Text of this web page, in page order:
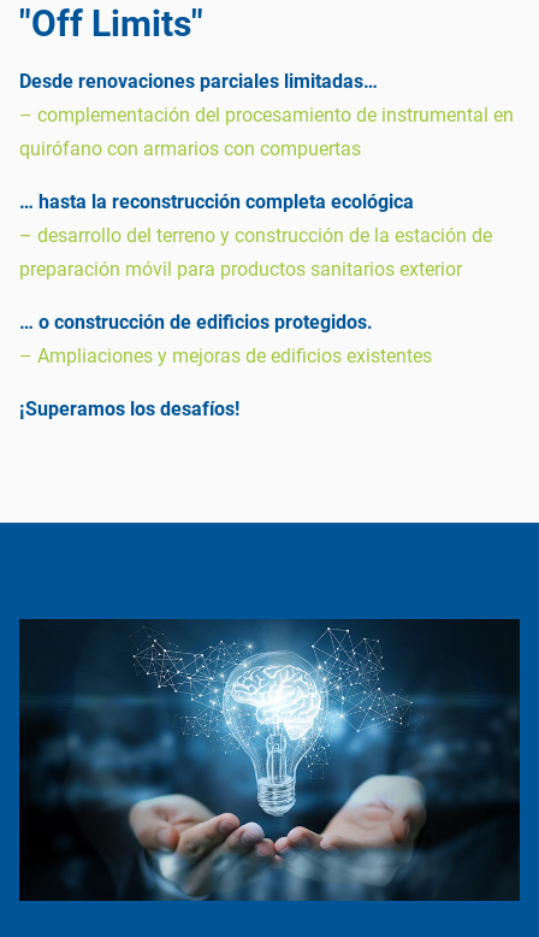
"Off Limits"
Desde renovaciones parciales limitadas…
– complementación del procesamiento de instrumental en
quirófano con armarios con compuertas
… hasta la reconstrucción completa ecológica
– desarrollo del terreno y construcción de la estación de
preparación móvil para productos sanitarios exterior
… o construcción de edificios protegidos.
– Ampliaciones y mejoras de edificios existentes
¡Superamos los desafíos!